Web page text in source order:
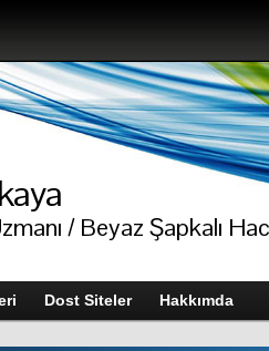
/ Beyaz Şapkalı
Dost Siteler Hakkımda